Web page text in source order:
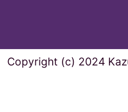
Copyright (c) 2024